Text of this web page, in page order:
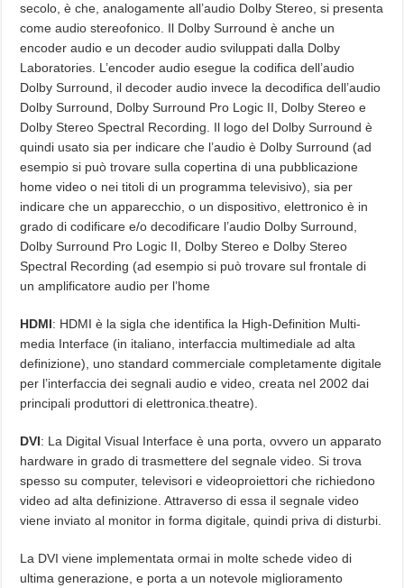
secolo, è che, analogamente all’audio Dolby Stereo, si presenta
come audio stereofonico. Il Dolby Surround è anche un
encoder audio e un decoder audio sviluppati dalla Dolby
Laboratories. L’encoder audio esegue la codifica dell’audio
Dolby Surround, il decoder audio invece la decodifica dell’audio
Dolby Surround, Dolby Surround Pro Logic II, Dolby Stereo e
Dolby Stereo Spectral Recording. Il logo del Dolby Surround è
quindi usato sia per indicare che l’audio è Dolby Surround (ad
esempio si può trovare sulla copertina di una pubblicazione
home video o nei titoli di un programma televisivo), sia per
indicare che un apparecchio, o un dispositivo, elettronico è in
grado di codificare e/o decodificare l’audio Dolby Surround,
Dolby Surround Pro Logic II, Dolby Stereo e Dolby Stereo
Spectral Recording (ad esempio si può trovare sul frontale di
un amplificatore audio per l’home
HDMI: HDMI è la sigla che identifica la High-Definition Multi-
media Interface (in italiano, interfaccia multimediale ad alta
definizione), uno standard commerciale completamente digitale
per l’interfaccia dei segnali audio e video, creata nel 2002 dai
principali produttori di elettronica.theatre).
DVI: La Digital Visual Interface è una porta, ovvero un apparato
hardware in grado di trasmettere del segnale video. Si trova
spesso su computer, televisori e videoproiettori che richiedono
video ad alta definizione. Attraverso di essa il segnale video
viene inviato al monitor in forma digitale, quindi priva di disturbi.
La DVI viene implementata ormai in molte schede video di
ultima generazione, e porta a un notevole miglioramento